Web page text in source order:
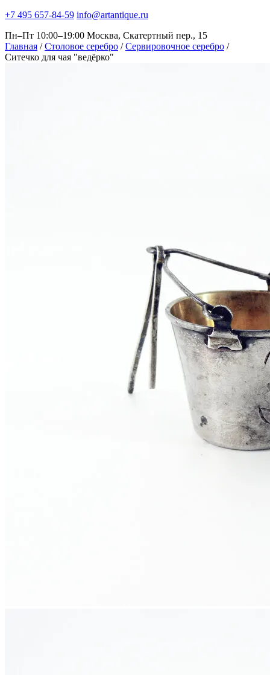
+7 495 657-84-59 info@artantique.ru
Пн–Пт 10:00–19:00 Москва, Скатертный пер., 15
Главная / Столовое серебро / Сервировочное серебро /
Ситечко для чая "ведёрко"